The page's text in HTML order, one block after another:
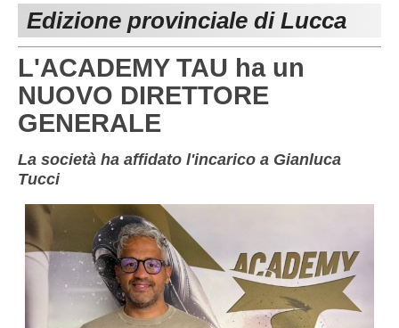
GROSSETO
LIVORNO
LUCCA
MASSA CARRARA
PISA
SIENA
Carica la tua Rosa
Le iniziative di TOSCANA GOL
Beach soccer
Rappresentative regionali e provinciali
FIGC Toscana
Calcio femminile
Amatori AICS Lucca
NAZIONALI
Edizione provinciale di Lucca
L'ACADEMY TAU ha un
NUOVO DIRETTORE
GENERALE
La società ha affidato l'incarico a Gianluca
Tucci